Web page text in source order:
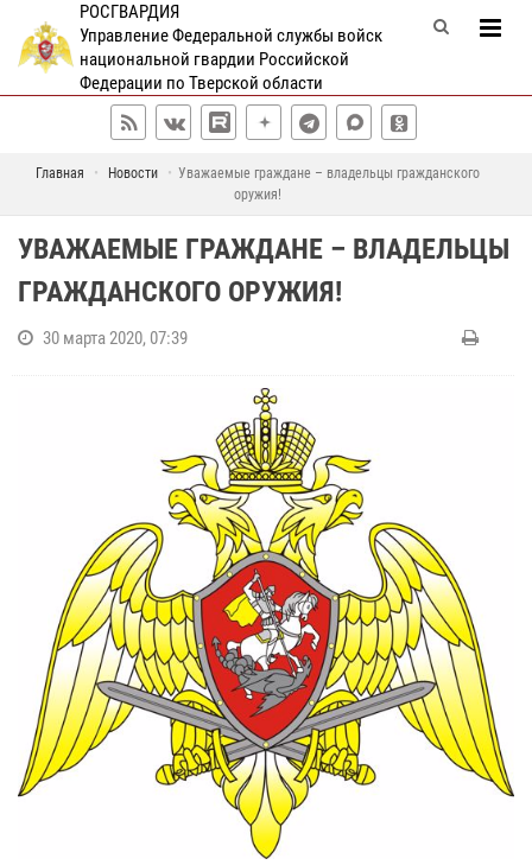
РОСГВАРДИЯ
Управление Федеральной службы войск
национальной гвардии Российской
Федерации по Тверской области
Главная Новости
Уважаемые граждане – владельцы гражданского
оружия!
УВАЖАЕМЫЕ ГРАЖДАНЕ – ВЛАДЕЛЬЦЫ
ГРАЖДАНСКОГО ОРУЖИЯ!
30 марта 2020, 07:39